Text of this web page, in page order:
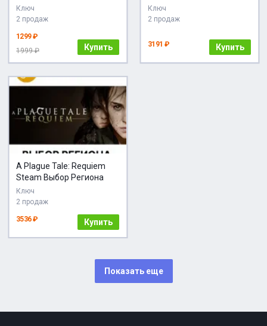
Global + RU/CIS РФ Россия
key СНГ стим Глобал
Ключ
2 продаж
1299 ₽
1999 ₽
Купить
Ключ
2 продаж
3191 ₽ Купить
A Plague Tale: Requiem
Steam Выбор Региона
Ключ
2 продаж
3536 ₽ Купить
Показать еще